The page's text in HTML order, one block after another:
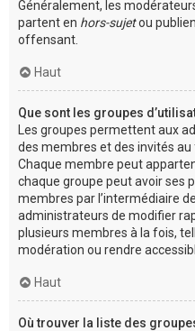
Généralement, les
partent en hors-sujetou
offensant.
Haut
Que sont les groupes
Les groupes permettent aux
des membres et des invités
Chaque membre peut
chaque groupe peut avoir ses
membres par l’intermédiaire
administrateurs de modifier
plusieurs membres à la fois,
modération ou rendre
Haut
Où trouver la liste des